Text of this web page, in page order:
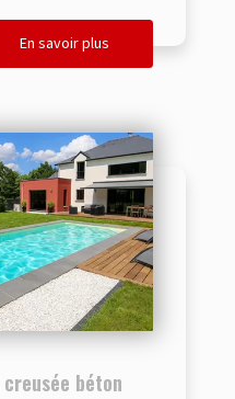
En savoir plus
béton